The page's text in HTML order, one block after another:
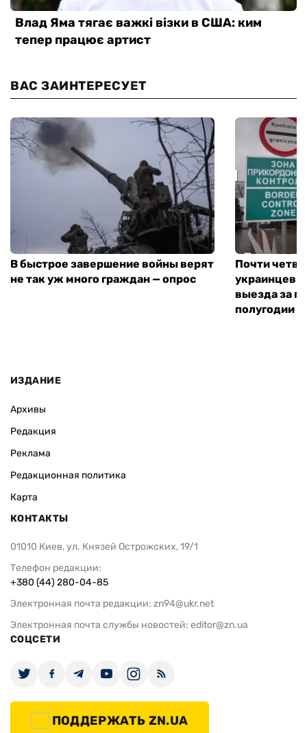
ВАС ЗАИНТЕРЕСУЕТ
В быстрое завершение войны верят
не так уж много граждан — опрос
Почти
украинцев
выезда за
полугодии
ИЗДАНИЕ
Архивы
Редакция
Реклама
Редакционная политика
Карта
КОНТАКТЫ
01010 Киев, ул. Князей Острожских, 19/1
Телефон редакции:
+380 (44) 280-04-85
Электронная почта редакции: zn94@ukr.net
Электронная почта службы новостей: editor@zn.ua
СОЦСЕТИ
ПОДДЕРЖАТЬ ZN.UA